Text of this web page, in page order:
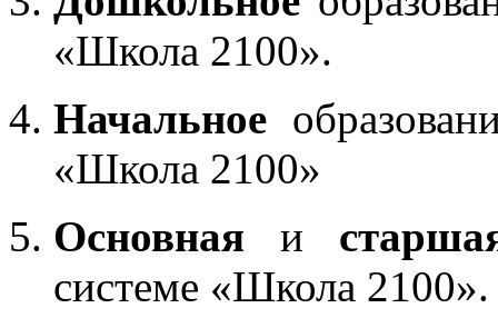
«Школа 2100».
Начальное
«Школа 2100»
Основная и
системе «Школа 2100».